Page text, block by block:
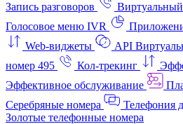
Запись разговоров
Виртуальный
Голосовое меню IVR
Web-виджеты
API
номер 495
Кол-трекинг
Эффективное обслуживание
Серебряные номера
Телефония
Золотые телефонные номера